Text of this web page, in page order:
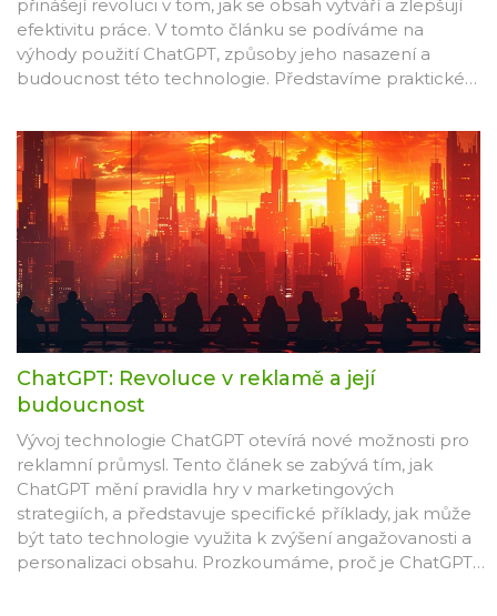
přinášejí revoluci v tom, jak se obsah vytváří a zlepšují
efektivitu práce. V tomto článku se podíváme na
výhody použití ChatGPT, způsoby jeho nasazení a
budoucnost této technologie. Představíme praktické
možným úskalím.
ChatGPT: Revoluce v reklamě a její
budoucnost
Vývoj technologie ChatGPT otevírá nové možnosti pro
reklamní průmysl. Tento článek se zabývá tím, jak
ChatGPT mění pravidla hry v marketingových
strategiích, a představuje specifické příklady, jak může
být tato technologie využita k zvýšení angažovanosti a
personalizaci obsahu. Prozkoumáme, proč je ChatGPT